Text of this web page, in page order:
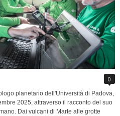
0
planetario dell'Università di Padova,
2025, attraverso il racconto del suo
Dai vulcani di Marte alle grotte